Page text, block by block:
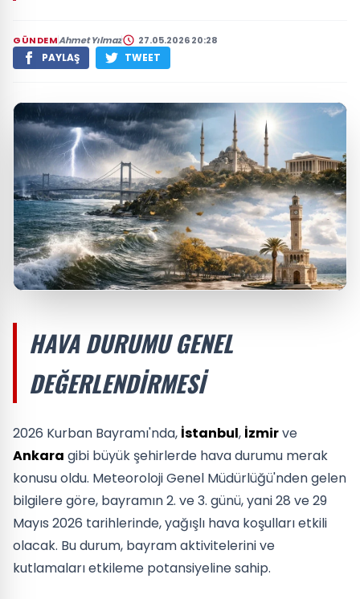
GÜNDEMAhmet Yılmaz 27.05.2026 20:28
PAYLAŞ TWEET
HAVA DURUMU GENEL
DEĞERLENDIRMESI
2026 Kurban Bayramı'nda, İstanbul, İzmirve
Ankara gibi büyük şehirlerde hava durumu merak
konusu oldu. Meteoroloji Genel Müdürlüğü'nden gelen
bilgilere göre, bayramın 2. ve 3. günü, yani 28 ve 29
Mayıs 2026 tarihlerinde, yağışlı hava koşulları etkili
olacak. Bu durum, bayram aktivitelerini ve
kutlamaları etkileme potansiyeline sahip.